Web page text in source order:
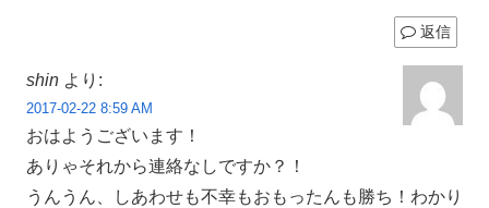
返信
shin より:
2017-02-22 8:59 AM
おはようございます！
ありゃそれから連絡なしですか？！
うんうん、しあわせも不幸もおもったんも勝ち！わかり